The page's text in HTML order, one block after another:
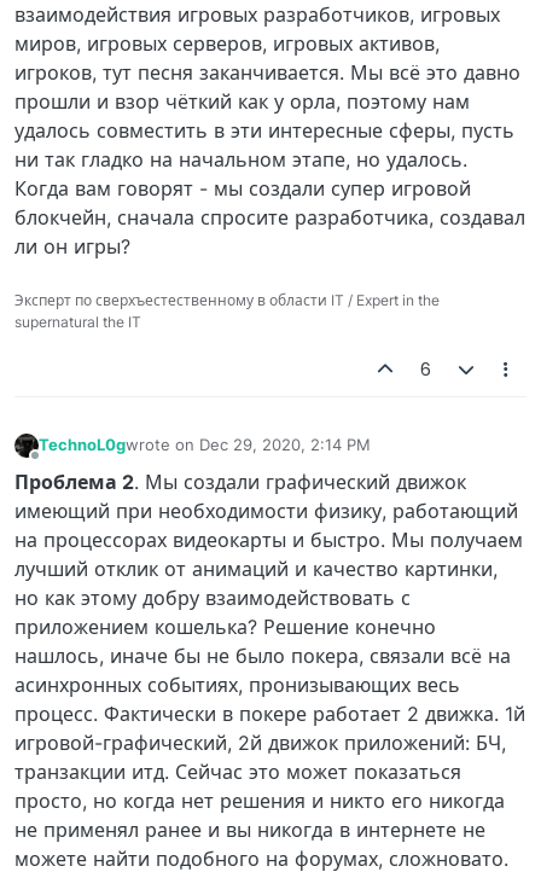
взаимодействия игровых разработчиков, игровых
миров, игровых серверов, игровых активов,
игроков, тут песня заканчивается. Мы всё это давно
прошли и взор чёткий как у орла, поэтому нам
удалось совместить в эти интересные сферы, пусть
ни так гладко на начальном этапе, но удалось.
Когда вам говорят - мы создали супер игровой
блокчейн, сначала спросите разработчика, создавал
ли он игры?
Эксперт по сверхъестественному в области IT / Expert in the
supernatural the IT
6
TechnoL0gwrote on Dec 29, 2020, 2:14 PM
last edited by
Проблема 2. Мы создали графический движок
имеющий при необходимости физику, работающий
на процессорах видеокарты и быстро. Мы получаем
лучший отклик от анимаций и качество картинки,
но как этому добру взаимодействовать с
приложением кошелька? Решение конечно
нашлось, иначе бы не было покера, связали всё на
асинхронных событиях, пронизывающих весь
процесс. Фактически в покере работает 2 движка. 1й
игровой-графический, 2й движок приложений: БЧ,
транзакции итд. Сейчас это может показаться
просто, но когда нет решения и никто его никогда
не применял ранее и вы никогда в интернете не
можете найти подобного на форумах, сложновато.